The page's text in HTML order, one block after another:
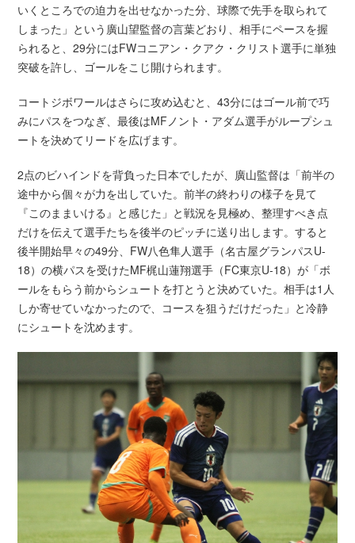
いくところでの迫力を出せなかった分、球際で先手を取られて
しまった」という廣山望監督の言葉どおり、相手にペースを握
られると、29分にはFWコニアン・クアク・クリスト選手に単独
突破を許し、ゴールをこじ開けられます。
コートジボワールはさらに攻め込むと、43分にはゴール前で巧
みにパスをつなぎ、最後はMFノント・アダム選手がループシュ
ートを決めてリードを広げます。
2点のビハインドを背負った日本でしたが、廣山監督は「前半の
途中から個々が力を出していた。前半の終わりの様子を見て
『このままいける』と感じた」と戦況を見極め、整理すべき点
だけを伝えて選手たちを後半のピッチに送り出します。すると
後半開始早々の49分、FW八色隼人選手（名古屋グランパスU-
18）の横パスを受けたMF梶山蓮翔選手（FC東京U-18）が「ボ
ールをもらう前からシュートを打とうと決めていた。相手は1人
しか寄せていなかったので、コースを狙うだけだった」と冷静
にシュートを沈めます。